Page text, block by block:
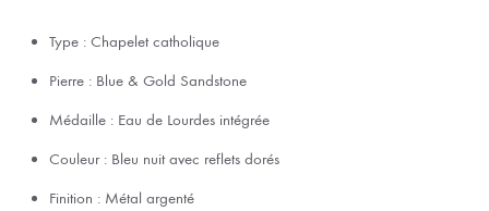
Type : Chapelet catholique
Pierre : Blue & Gold Sandstone
Médaille : Eau de Lourdes intégrée
Couleur : Bleu nuit avec reflets dorés
Finition : Métal argenté